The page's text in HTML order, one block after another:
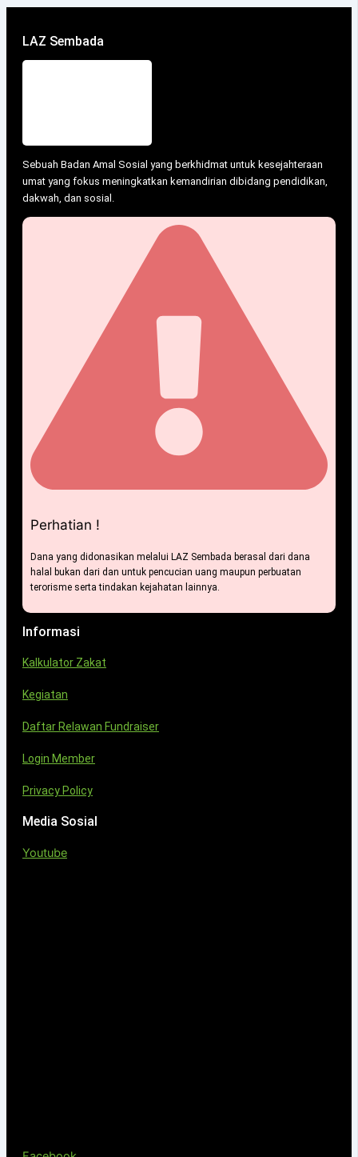
LAZ Sembada
Sebuah Badan Amal Sosial yang berkhidmat untuk kesejahteraan
umat yang fokus meningkatkan kemandirian dibidang pendidikan,
dakwah, dan sosial.
Perhatian !
Dana yang didonasikan melalui LAZ Sembada berasal dari dana
halal bukan dari dan untuk pencucian uang maupun perbuatan
terorisme serta tindakan kejahatan lainnya.
Informasi
Kalkulator Zakat
Kegiatan
Daftar Relawan Fundraiser
Login Member
Privacy Policy
Media Sosial
Youtube